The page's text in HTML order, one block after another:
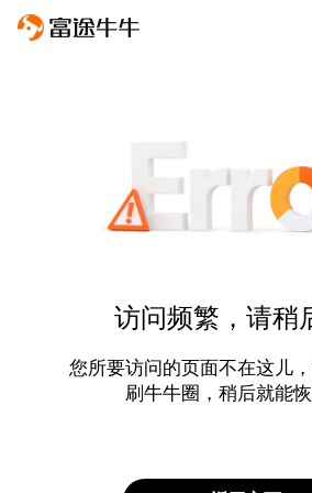
访问频繁，请稍
您所要访问的页面不在这儿
刷牛牛圈，稍后就能